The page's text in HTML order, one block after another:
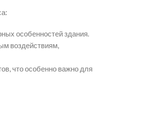
особенностей здания.
воздействиям,
что особенно важно для